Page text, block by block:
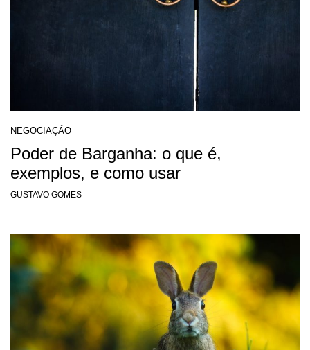
NEGOCIAÇÃO
Poder de Barganha: o que é,
exemplos, e como usar
GUSTAVO GOMES